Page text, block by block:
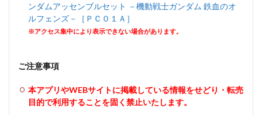
ンダムアッセンブルセット －機動戦士ガンダム 鉄血のオ
ルフェンズ－［ＰＣ０１Ａ］
※アクセス集中により表示できない場合があります。
ご注意事項
本アプリやWEBサイトに掲載している情報をせどり・転売
目的で利用することを固く禁止いたします。